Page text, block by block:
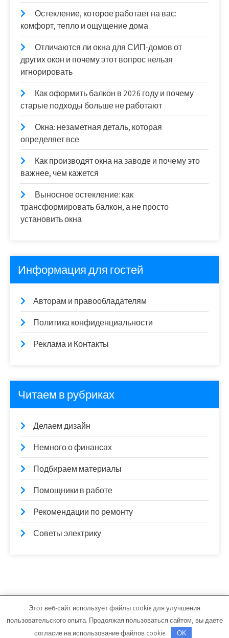
Остекление, которое работает на вас:
комфорт, тепло и ощущение дома
Отличаются ли окна для СИП-домов от
других окон и почему этот вопрос нельзя
игнорировать
Как оформить балкон в 2026 году и почему
старые подходы больше не работают
Окна: незаметная деталь, которая
определяет все
Как производят окна на заводе и почему это
важнее, чем кажется
Выносное остекление: как
трансформировать балкон, а не просто
установить окна
Информация для гостей
Авторам и правообладателям
Политика конфиденциальности
Реклама и Контакты
Читаем в рубриках
Делаем дизайн
Немного о финансах
Подбираем материалы
Помощники в работе
Рекомендации по ремонту
Советы электрику
vitfarma.ru - Работает на WordPress
Тема от Grace Themes
Этот веб-сайт использует файлы cookie для улучшения
пользовательского опыта. Продолжая пользоваться сайтом, вы даете
согласие на использование файлов cookie.
OK